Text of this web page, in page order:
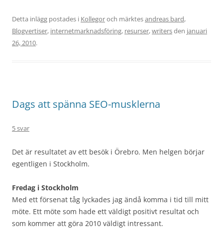
Detta inlägg postades i Kollegoroch märktesandreas bard,
Blogvertiser, internetmarknadsföring, resurser,writersden januari
26, 2010.
Dags att spänna SEO-musklerna
5 svar
Det är resultatet av ett besök i Örebro. Men helgen börjar
egentligen i Stockholm.
Fredag i Stockholm
Med ett försenat tåg lyckades jag ändå komma i tid till mitt
möte. Ett möte som hade ett väldigt positivt resultat och
som kommer att göra 2010 väldigt intressant.